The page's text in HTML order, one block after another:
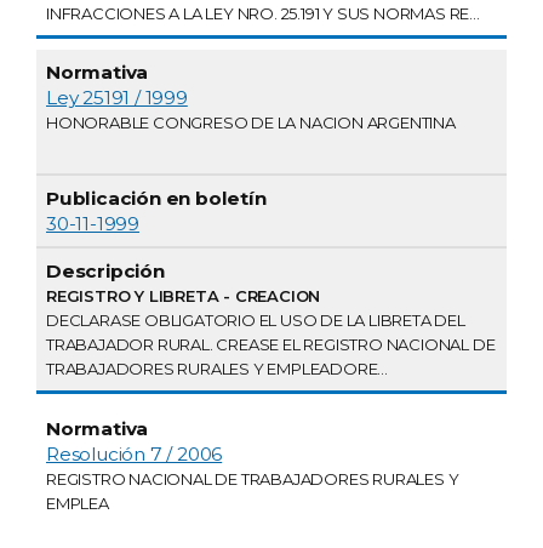
INFRACCIONES A LA LEY NRO. 25.191 Y SUS NORMAS RE...
Ley 25191 / 1999
HONORABLE CONGRESO DE LA NACION ARGENTINA
30-11-1999
REGISTRO Y LIBRETA - CREACION
DECLARASE OBLIGATORIO EL USO DE LA LIBRETA DEL
TRABAJADOR RURAL. CREASE EL REGISTRO NACIONAL DE
TRABAJADORES RURALES Y EMPLEADORE...
Resolución 7 / 2006
REGISTRO NACIONAL DE TRABAJADORES RURALES Y
EMPLEA